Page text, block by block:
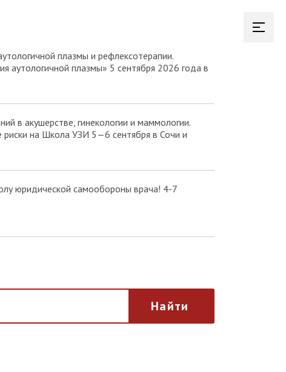
плазмы и рефлексотерапии.
аутологичной плазмы» 5 сентября 2026 года в
в акушерстве, гинекологии и маммологии.
на Школа УЗИ 5—6 сентября в Сочи и
юридической самообороны врача! 4-7
Найти